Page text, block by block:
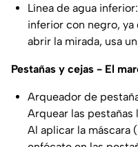
Línea de agua
inferior con negro, ya
abrir la mirada, usa
Pestañas y cejas - El
Arqueador de
Arquear las pestañas
Al aplicar la máscara